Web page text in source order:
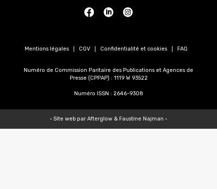
Mentions légales CGV Confidentialité et cookies FAQ
Numéro de Commission Paritaire des Publications et Agences de
Presse (CPPAP) : 1119 W 93522
Numéro ISSN : 2646-9308
• Site web par Afterglow & Faustine Najman •